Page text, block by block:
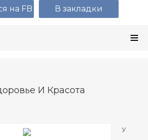
И Красота
У
на FB В закладки